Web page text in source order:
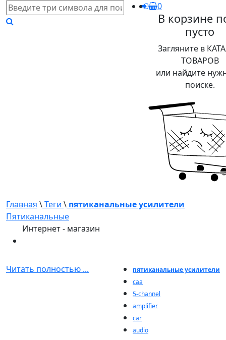
0
В корзине
пусто
Загляните в
ТОВАРОВ
или найдите
поиске.
Главная \Теги \ пятиканальные усилители
Пятиканальные
Интернет - магазин
пятиканальные усилители
caa
5-channel
amplifier
car
audio
Читать полностью ...